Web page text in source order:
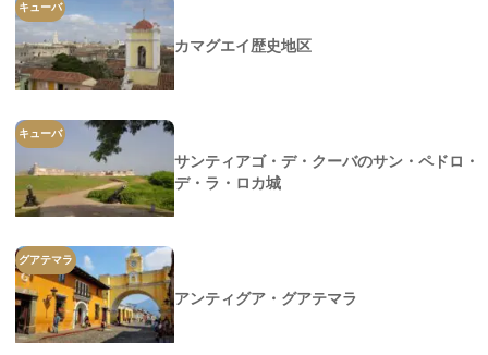
キューバ
カマグエイ歴史地区
キューバ
サンティアゴ・デ・クーバのサン・ペドロ・
デ・ラ・ロカ城
グアテマラ
アンティグア・グアテマラ